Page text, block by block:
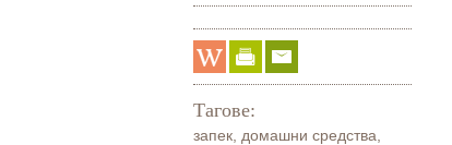
Тагове:
запек домашни средства